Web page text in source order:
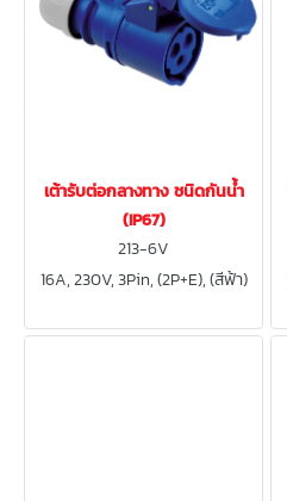
เต้ารับต่อกลางทาง ชนิดกันน้ำ
(IP67)
213-6V
16A, 230V, 3Pin, (2P+E), (สีฟ้า)